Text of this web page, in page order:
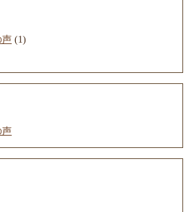
声 (1)
声